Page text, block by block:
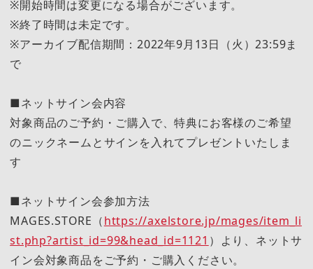
※開始時間は変更になる場合がございます。
※終了時間は未定です。
※アーカイブ配信期間：2022年9月13日（火）23:59ま
で
■ネットサイン会内容
対象商品のご予約・ご購入で、特典にお客様のご希望
のニックネームとサインを入れてプレゼントいたしま
す
■ネットサイン会参加方法
MAGES.STORE（https://axelstore.jp/mages/item_li
st.php?artist_id=99&head_id=1121 ）より、ネットサ
イン会対象商品をご予約・ご購入ください。